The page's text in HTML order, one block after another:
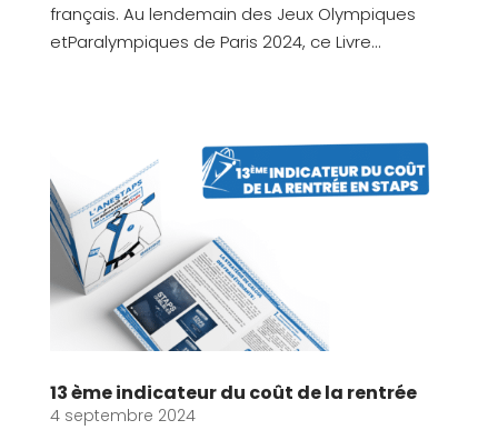
français. Au lendemain des Jeux Olympiques
etParalympiques de Paris 2024, ce Livre...
13 ème indicateur du coût de la rentrée
4 septembre 2024